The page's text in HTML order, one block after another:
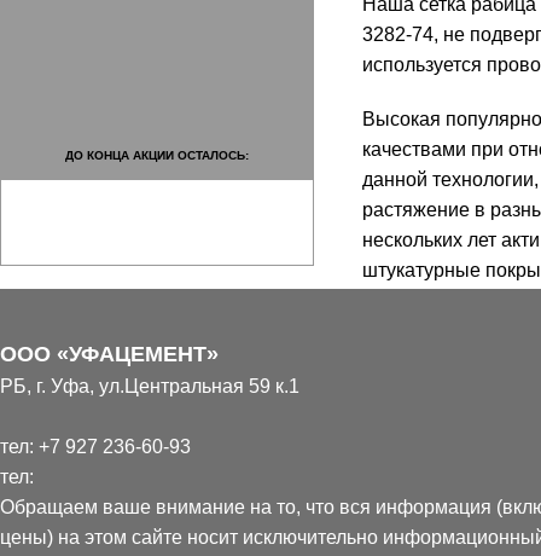
ДО КОНЦА АКЦИИ ОСТАЛОСЬ:
Наша сетка рабица
3282-74, не
используется
Высокая
качествами при
данной
растяжение в
нескольких лет
штукатурные
климатическим
выгоранию на
ООО «УФАЦЕМЕНТ»
РБ, г. Уфа, ул.Центральная 59 к.1
тел: +7 927 236-60-93
тел:
Обращаем ваше внимание на то, что вся информация
цены) на этом сайте носит исключительно